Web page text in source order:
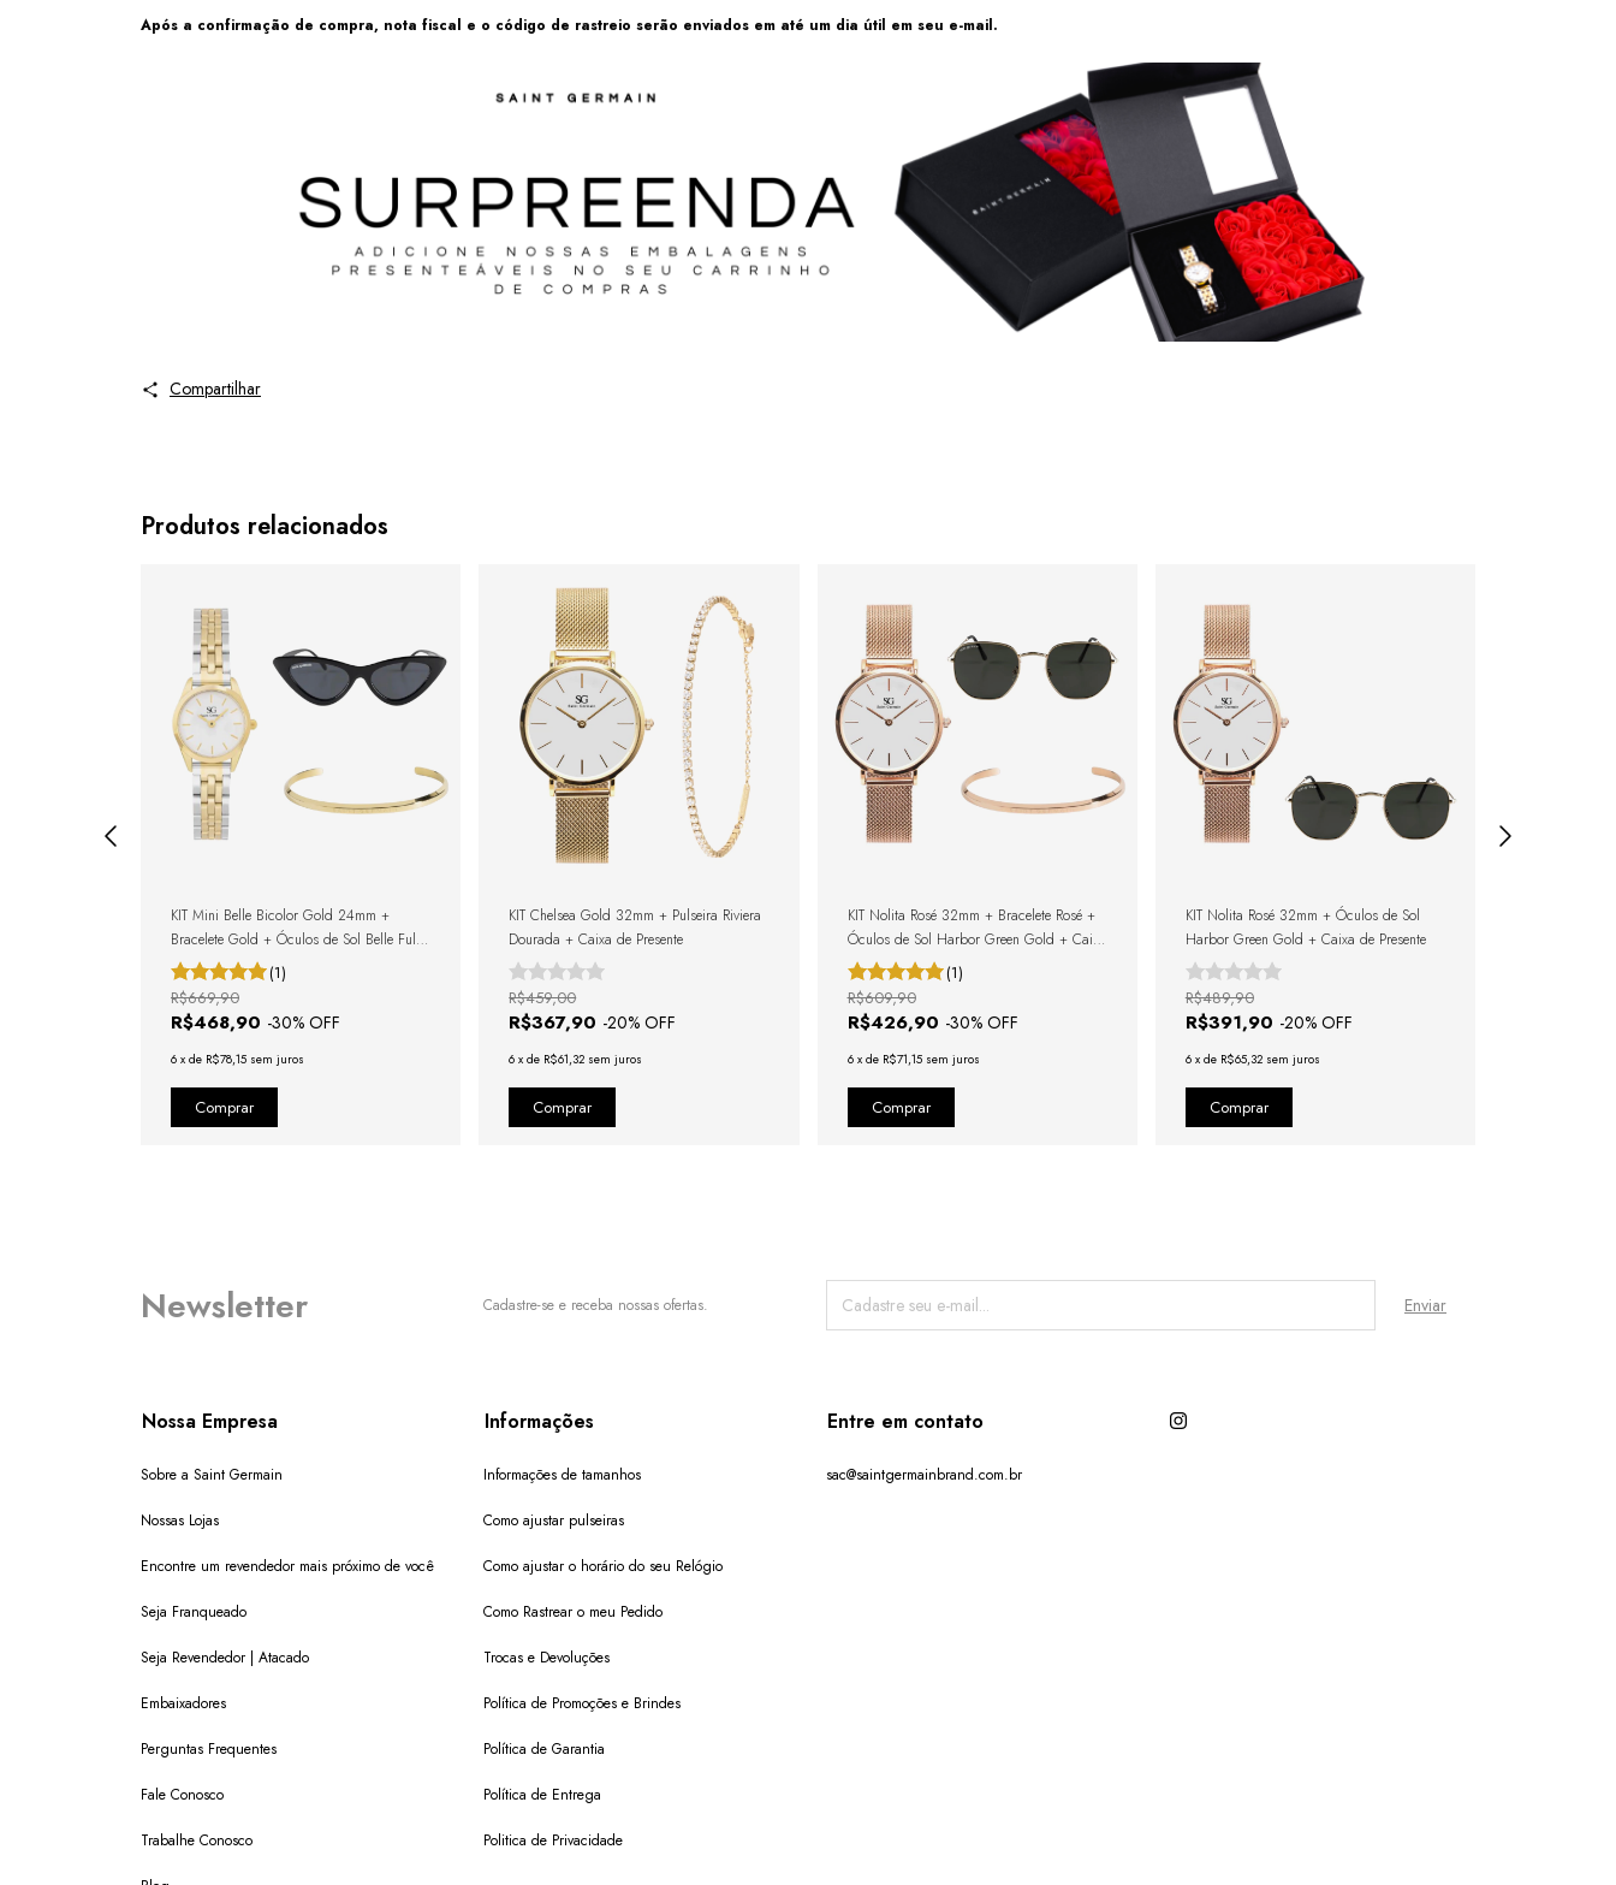
Após a confirmação de compra, nota fiscal e o código de rastreio serão enviados em até um dia útil em seu e-mail.
Compartilhar
Produtos relacionados
KIT Mini Belle Bicolor Gold 24mm +
Bracelete Gold + Óculos de Sol Belle Full
Black + Caixa de Presente
(1)
R$468,90 -30% OFF
R$669,90
6 x de R$78,15 sem juros
KIT Chelsea Gold 32mm + Pulseira Riviera
Dourada + Caixa de Presente
R$367,90 -20% OFF
R$459,00
6 xde R$61,32 sem juros
KIT Nolita Rosé 32mm + Bracelete Rosé +
Óculos de Sol Harbor Green Gold + Caixa
de Presente
(1)
R$426,90 -30% OFF
R$609,90
6 x de R$71,15 sem juros
KIT Nolita Rosé 32mm + Óculos de Sol
Harbor Green Gold + Caixa de Presente
R$391,90 -20% OFF
R$489,90
6 x de R$65,32 sem juros
Newsletter Cadastre-se e receba nossas ofertas.
Nossa Empresa
Sobre a Saint Germain
Nossas Lojas
Encontre um revendedor mais próximo de você
Seja Franqueado
Seja Revendedor | Atacado
Embaixadores
Perguntas Frequentes
Fale Conosco
Trabalhe Conosco
Informações
Informações de tamanhos
Como ajustar pulseiras
Como ajustar o horário do seu Relógio
Como Rastrear o meu Pedido
Trocas e Devoluções
Política de Promoções e Brindes
Política de Garantia
Política de Entrega
Politica de Privacidade
Entre em contato
sac@saintgermainbrand.com.br